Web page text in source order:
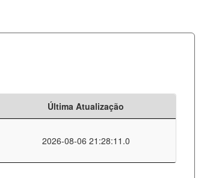
Última Atualização
2026-08-06 21:28:11.0